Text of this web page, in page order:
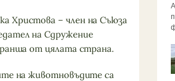
Христова – член на Съюза
на Сдружение
от цялата страна.
на животновъдите са